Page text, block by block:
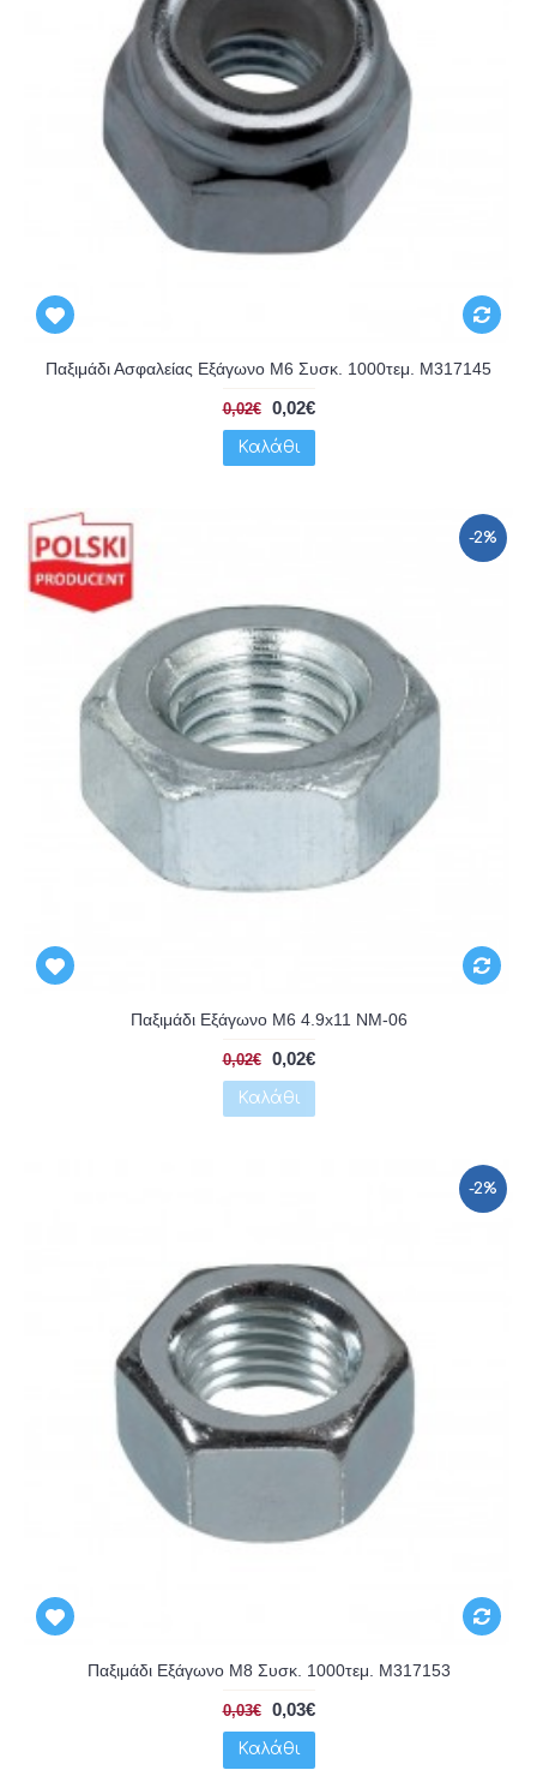
Παξιμάδι Ασφαλείας Εξάγωνο Μ6 Συσκ. 1000τεμ. M317145
0,02€ 0,02€
Καλάθι
-2%
Παξιμάδι Εξάγωνο Μ6 4.9x11 NM-06
0,02€ 0,02€
Καλάθι
-2%
Παξιμάδι Εξάγωνο Μ8 Συσκ. 1000τεμ. M317153
0,03€ 0,03€
Καλάθι